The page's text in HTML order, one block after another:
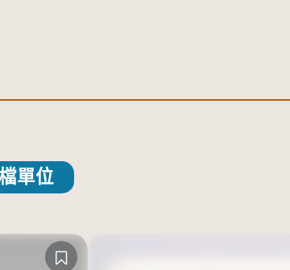
單位